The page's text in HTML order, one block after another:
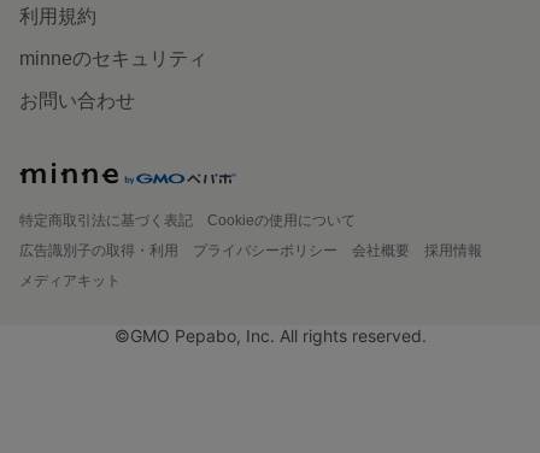
利用規約
minneのセキュリティ
お問い合わせ
特定商取引法に基づく表記
Cookieの使用について
広告識別子の取得・利用
プライバシーポリシー 会社概要
採用情報
メディアキット
©GMO Pepabo, Inc. All rights reserved.